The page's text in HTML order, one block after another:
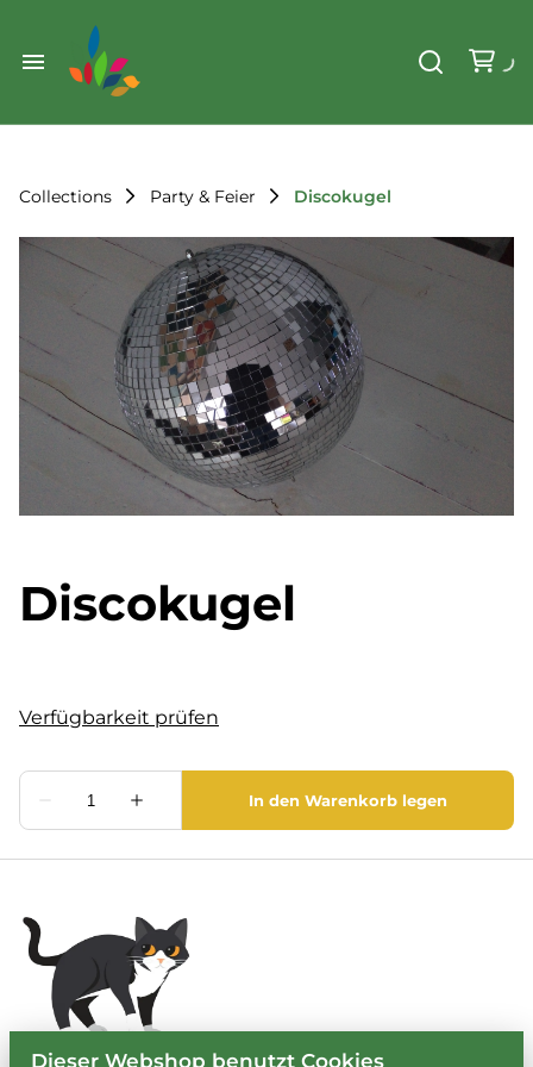
Start
Sortiment
Weihnachten
Werkzeug & Renovierung
Der Verein
Leihregeln
Der Verein
Unser Team
Unsere Ziele
Kontakt
Collections Party & Feier Discokugel
Discokugel
Dieser Webshop benutzt Cookies